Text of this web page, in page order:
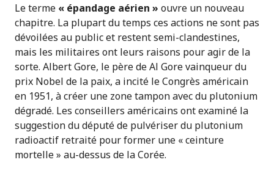
Le terme « épandage aérien » ouvre un nouveau
chapitre. La plupart du temps ces actions ne sont pas
dévoilées au public et restent semi-clandestines,
mais les militaires ont leurs raisons pour agir de la
sorte. Albert Gore, le père de Al Gore vainqueur du
prix Nobel de la paix, a incité le Congrès américain
en 1951, à créer une zone tampon avec du plutonium
dégradé. Les conseillers américains ont examiné la
suggestion du député de pulvériser du plutonium
radioactif retraité pour former une « ceinture
mortelle » au-dessus de la Corée.